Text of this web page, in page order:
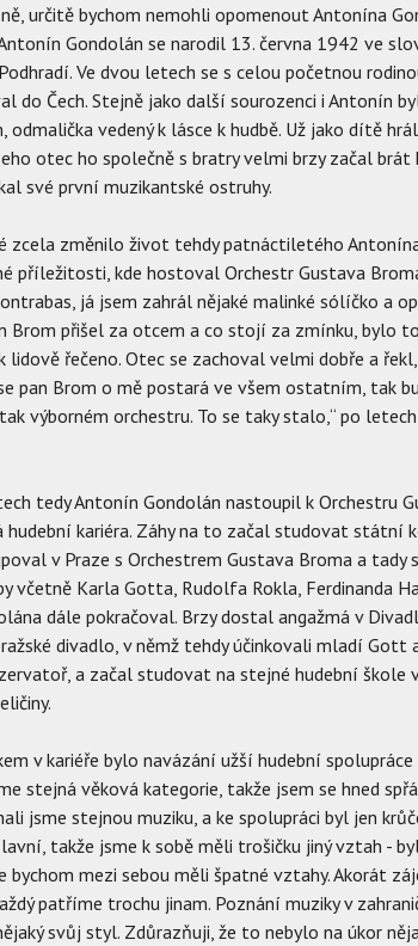
určitě bychom nemohli opomenout Antonína
Gondolán se narodil 13. června 1942 ve
Ve dvou letech se s celou početnou
do Čech. Stejně jako další sourozenci i Antonín
odmalička vedený k lásce k hudbě. Už jako dítě
otec ho společně s bratry velmi brzy začal
své první muzikantské ostruhy.
zcela změnilo život tehdy patnáctiletého
příležitosti, kde hostoval Orchestr Gustava
já jsem zahrál nějaké malinké sólíčko a
Brom přišel za otcem a co stojí za zmínku, bylo
řečeno. Otec se zachoval velmi dobře a
pan Brom o mě postará ve všem ostatním, tak
výborném orchestru. To se taky stalo,“ po
tedy Antonín Gondolán nastoupil k Orchestru
hudební kariéra. Záhy na to začal studovat státní
v Praze s Orchestrem Gustava Broma a tady
včetně Karla Gotta, Rudolfa Rokla, Ferdinanda
dále pokračoval. Brzy dostal angažmá v
divadlo, v němž tehdy účinkovali mladí Gott
a začal studovat na stejné hudební škole
v kariéře bylo navázání užší hudební
stejná věková kategorie, takže jsem se hned
jsme stejnou muziku, a ke spolupráci byl jen
takže jsme k sobě měli trošičku jiný vztah -
bychom mezi sebou měli špatné vztahy. Akorát
patříme trochu jinam. Poznání muziky v
svůj styl. Zdůrazňuji, že to nebylo na úkor